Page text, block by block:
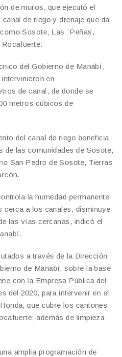
de muros, que ejecutó el
de riego y drenaje que da
Sosote, Las ¨Peñas,
del Gobierno de Manabí,
en
de canal, de donde se
metros cúbicos de
del canal de riego beneficia
de las comunidades de Sosote,
San Pedro de Sosote, Tierras
la humedad permanente
cerca a los canales, disminuye
las vías cercanas, indicó el
a través de la Dirección
de Manabí, sobre la base
con la Empresa Pública del
del 2020, para intervenir en el
que cubre los cantones
además de limpieza
amplia programación de